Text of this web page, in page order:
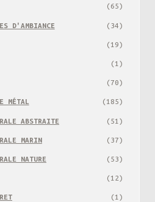
(65)
D'AMBIANCE (34)
(19)
(1)
(70)
MÉTAL (185)
ABSTRAITE (51)
MARIN (37)
NATURE (53)
(12)
(1)